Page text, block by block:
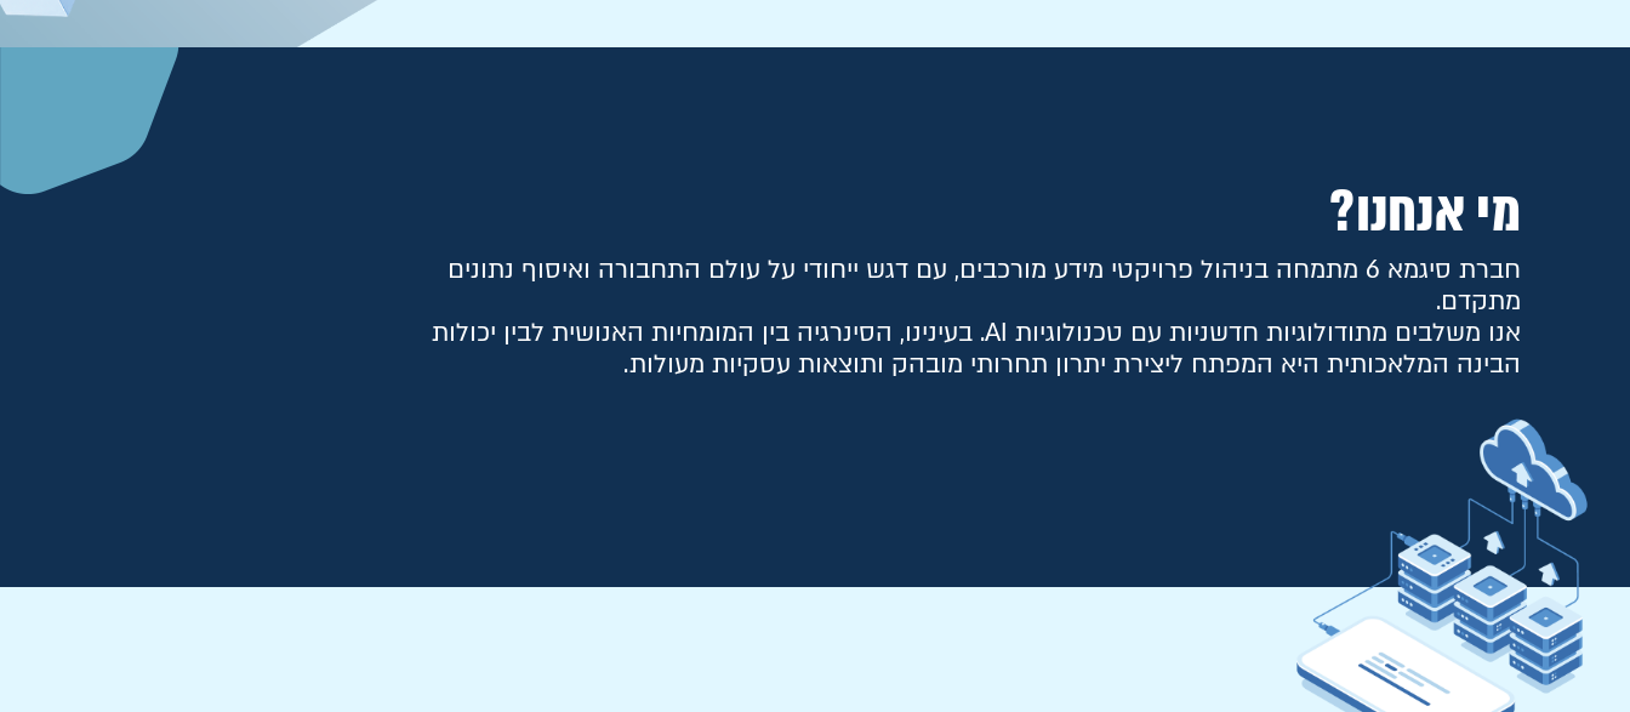
מי אנחנו?
חברת סיגמא 6 מתמחה בניהול פרויקטי מידע מורכבים, עם דגש ייחודי על עולם התחבורה ואיסוף נתונים
מתקדם.
אנו משלבים מתודולוגיות חדשניות עם טכנולוגיות AI. בעינינו, הסינרגיה בין המומחיות האנושית לבין יכולות
הבינה המלאכותית היא המפתח ליצירת יתרון תחרותי מובהק ותוצאות עסקיות מעולות.